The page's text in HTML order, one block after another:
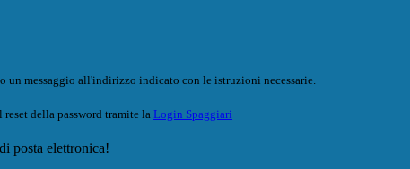
un messaggio all'indirizzo indicato con le istruzioni necessarie.
della password tramite la Login Spaggiari
posta elettronica!